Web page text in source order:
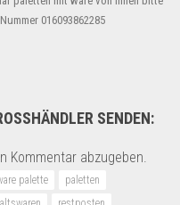
016093862285
SENDEN:
Kommentar abzugeben.
palette
paletten